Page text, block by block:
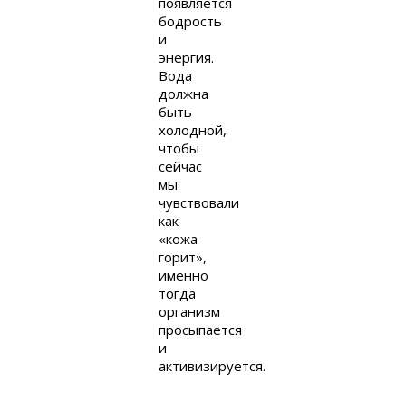
бодрость
и
энергия.
Вода
должна
быть
холодной,
чтобы
сейчас
мы
чувствовали
как
«кожа
горит»,
именно
тогда
организм
просыпается
и
активизируется.